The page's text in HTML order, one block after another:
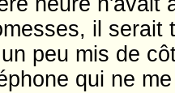
il serait
peu mis de
qui ne